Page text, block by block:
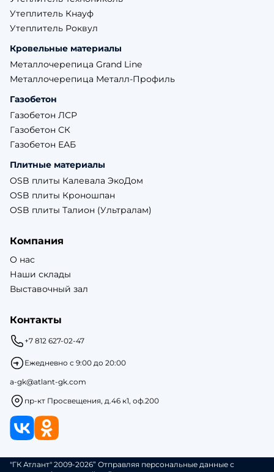
Утеплитель Кнауф
Утеплитель Роквул
Кровельные материалы
Металлочерепица Grand Line
Металлочерепица Металл-Профиль
Газобетон
Газобетон ЛСР
Газобетон СК
Газобетон ЕАБ
Плитные материалы
OSB плиты Калевала ЭкоДом
OSB плиты Кроношпан
OSB плиты Талион (Ультралам)
Компания
О нас
Наши склады
Выставочный зал
Контакты
+7 812 627-02-47
Ежедневно с 9:00 до 20:00
a-gk@atlant-gk.com
пр-кт Просвещения, д.46 к1, оф.200
"ГК Атлант" 2009-2026” Отправляя персональные данные с